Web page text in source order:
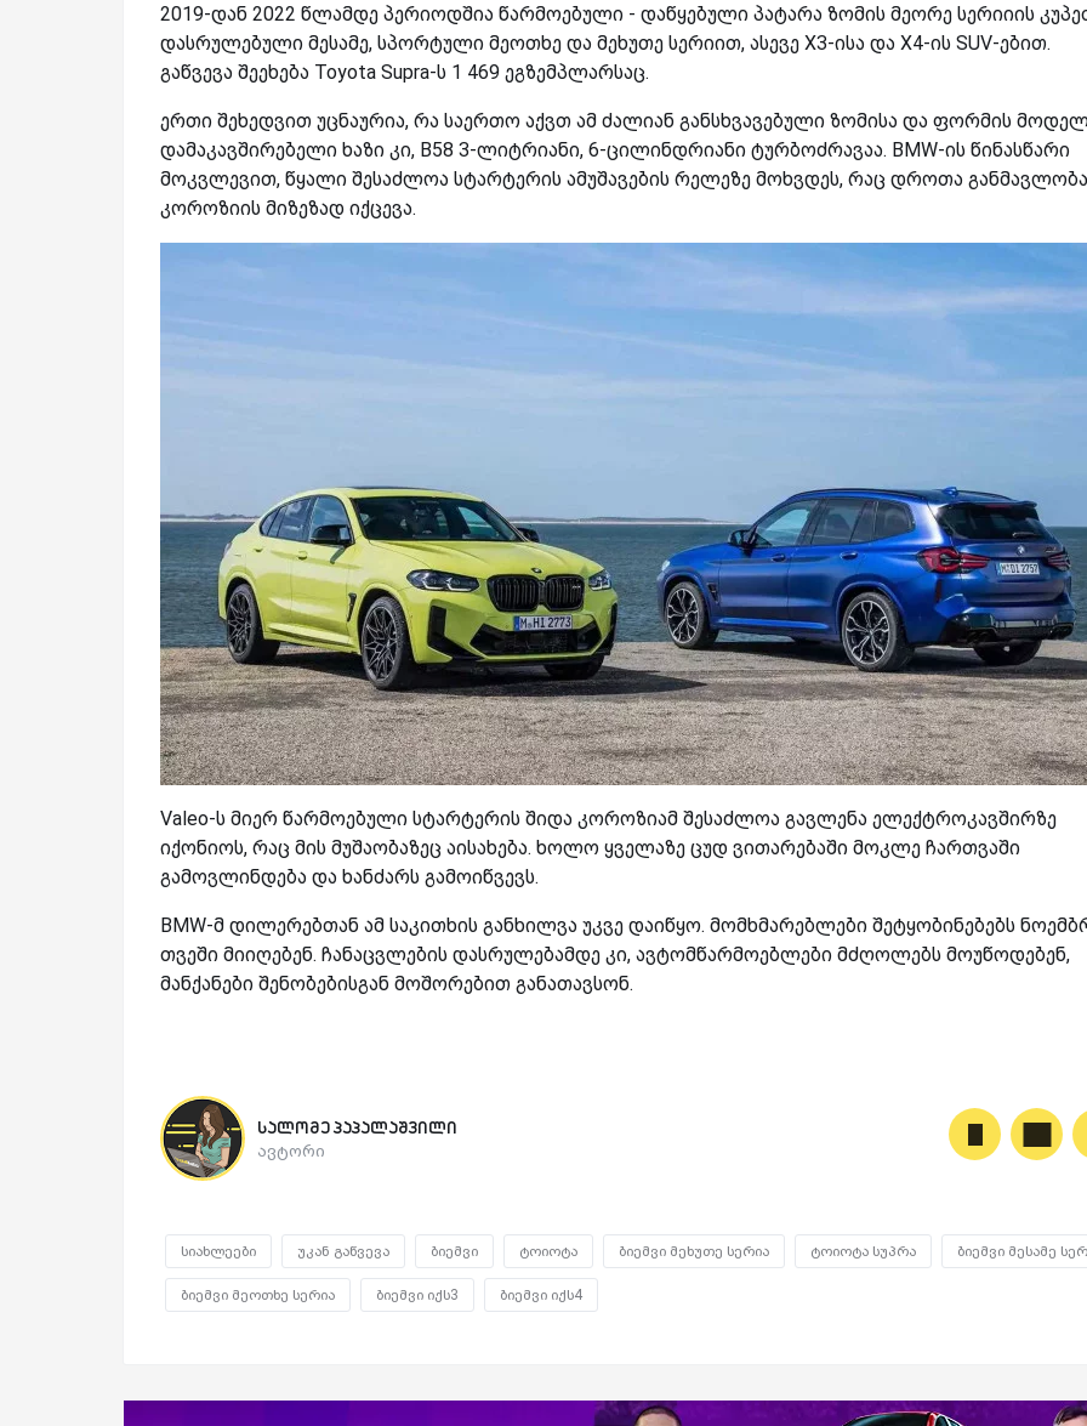
2019-დან 2022 წლამდე პერიოდშია წარმოებული - დაწყებული პატარა ზომის მეორე სერიიის
დასრულებული მესამე, სპორტული მეოთხე და მეხუთე სერიით, ასევე X3-ისა და X4-ის SUV-ებით.
გაწვევა შეეხება Toyota Supra-ს 1 469 ეგზემპლარსაც.
ერთი შეხედვით უცნაურია, რა საერთო აქვთ ამ ძალიან განსხვავებული ზომისა და ფორმის
დამაკავშირებელი ხაზი კი, B58 3-ლიტრიანი, 6-ცილინდრიანი ტურბოძრავაა. BMW-ის წინასწარი
მოკვლევით, წყალი შესაძლოა სტარტერის ამუშავების რელეზე მოხვდეს, რაც დროთა
კოროზიის მიზეზად იქცევა.
Valeo-ს მიერ წარმოებული სტარტერის შიდა კოროზიამ შესაძლოა გავლენა ელექტროკავშირზე
იქონიოს, რაც მის მუშაობაზეც აისახება. ხოლო ყველაზე ცუდ ვითარებაში მოკლე ჩართვაში
გამოვლინდება და ხანძარს გამოიწვევს.
BMW-მ დილერებთან ამ საკითხის განხილვა უკვე დაიწყო. მომხმარებლები შეტყობინებებს
თვეში მიიღებენ. ჩანაცვლების დასრულებამდე კი, ავტომწარმოებლები მძღოლებს მოუწოდებენ,
მანქანები შენობებისგან მოშორებით განათავსონ.
სალომე პაპალაშვილი
ავტორი
სიახლეები უკან გაწვევა ბიემვი ტოიოტა ბიემვი მეხუთე სერია ტოიოტა სუპრა ბიემვი მესამე
ბიემვი მეოთხე სერია ბიემვი იქს3 ბიემვი იქს4